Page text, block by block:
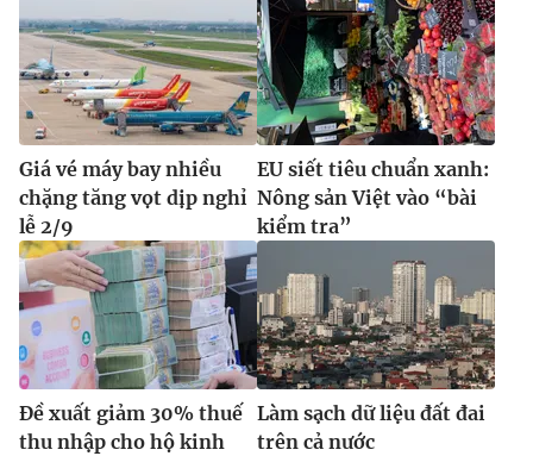
Giá vé máy bay nhiều
chặng tăng vọt dịp nghỉ
lễ 2/9
EU siết tiêu chuẩn xanh:
Nông sản Việt vào “bài
kiểm tra”
Đề xuất giảm 30% thuế
thu nhập cho hộ kinh
Làm sạch dữ liệu đất đai
trên cả nước